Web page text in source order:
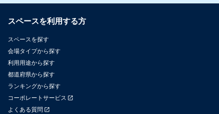
スペースを利用する方
スペースを探す
会場タイプから探す
利用用途から探す
都道府県から探す
ランキングから探す
コーポレートサービス
よくある質問